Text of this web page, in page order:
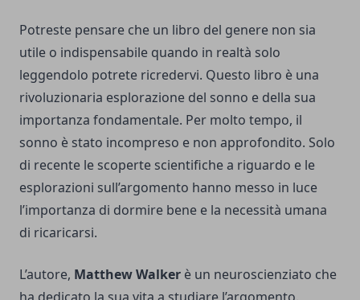
Potreste pensare che un libro del genere non sia
utile o indispensabile quando in realtà solo
leggendolo potrete ricredervi. Questo libro è una
rivoluzionaria esplorazione del sonno e della sua
importanza fondamentale. Per molto tempo, il
sonno è stato incompreso e non approfondito. Solo
di recente le scoperte scientifiche a riguardo e le
esplorazioni sull’argomento hanno messo in luce
l’importanza di dormire bene e la necessità umana
di ricaricarsi.
L’autore, Matthew Walker è un neuroscienziato che